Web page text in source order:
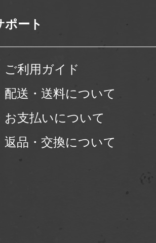
ポート
ご利用ガイド
配送・送料について
お支払いについて
返品・交換について